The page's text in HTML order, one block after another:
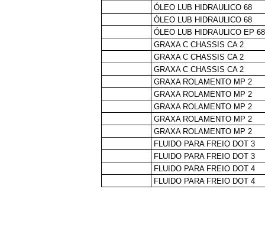
ÓLEO LUB HIDRAULICO 68
ÓLEO LUB HIDRAULICO 68
ÓLEO LUB HIDRAULICO EP 68
GRAXA C CHASSIS CA 2
GRAXA C CHASSIS CA 2
GRAXA C CHASSIS CA 2
GRAXA ROLAMENTO MP 2
GRAXA ROLAMENTO MP 2
GRAXA ROLAMENTO MP 2
GRAXA ROLAMENTO MP 2
GRAXA ROLAMENTO MP 2
FLUIDO PARA FREIO DOT 3
FLUIDO PARA FREIO DOT 3
FLUIDO PARA FREIO DOT 4
FLUIDO PARA FREIO DOT 4